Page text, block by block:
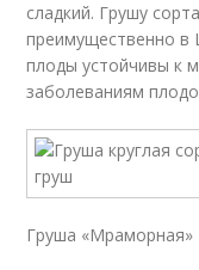
сладкий. Грушу
преимущественно в
плоды устойчивы к
заболеваниям
Груша «Мраморная»